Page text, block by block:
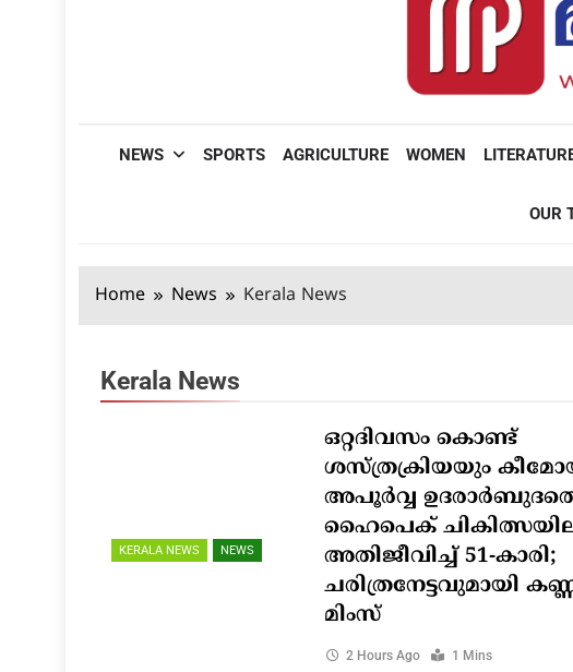
NEWS SPORTS AGRICULTURE WOMEN
OUR
Home News Kerala News
Kerala News
KERALA NEWS NEWS
ഒറ്റദിവസം കൊണ്ട്
ശസ്ത്രക്രിയയും
അപൂർവ്വ
ഹൈപെക്
അതിജീവിച്ച് 51-കാരി;
ചരിത്രനേട്ടവുമായി
മിംസ്
2 Hours Ago 1 Mins